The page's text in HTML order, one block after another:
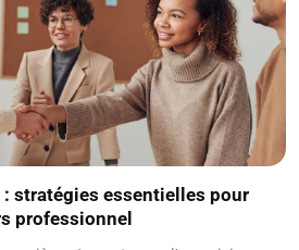
stratégies essentielles pour
professionnel